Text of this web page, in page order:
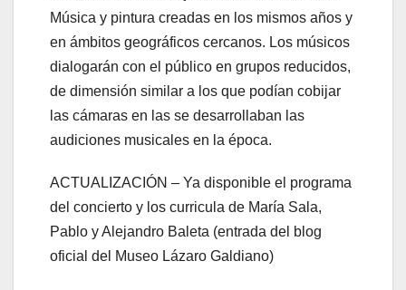
Música y pintura creadas en los mismos años y
en ámbitos geográficos cercanos. Los músicos
dialogarán con el público en grupos reducidos,
de dimensión similar a los que podían cobijar
las cámaras en las se desarrollaban las
audiciones musicales en la época.
ACTUALIZACIÓN – Ya disponible el programa
del concierto y los curricula de María Sala,
Pablo y Alejandro Baleta (entrada del blog
oficial del Museo Lázaro Galdiano)